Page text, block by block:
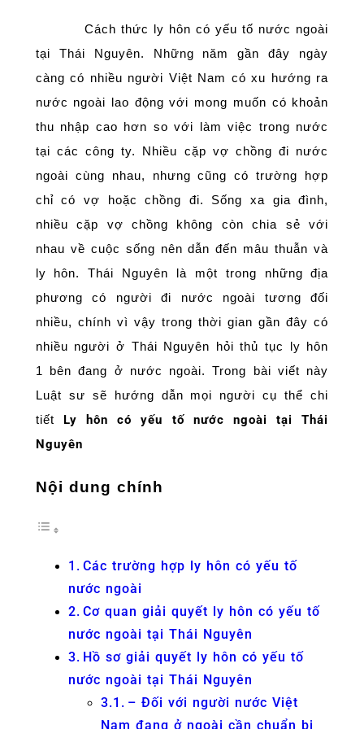
Cách thức ly hôn có yếu tố nước ngoài
tại Thái Nguyên. Những năm gần đây ngày
càng có nhiều người Việt Nam có xu hướng ra
nước ngoài lao động với mong muốn có khoản
thu nhập cao hơn so với làm việc trong nước
tại các công ty. Nhiều cặp vợ chồng đi nước
ngoài cùng nhau, nhưng cũng có trường hợp
chỉ có vợ hoặc chồng đi. Sống xa gia đình,
nhiều cặp vợ chồng không còn chia sẻ với
nhau về cuộc sống nên dẫn đến mâu thuẫn và
ly hôn. Thái Nguyên là một trong những địa
phương có người đi nước ngoài tương đối
nhiều, chính vì vậy trong thời gian gần đây có
nhiều người ở Thái Nguyên hỏi thủ tục ly hôn
1 bên đang ở nước ngoài. Trong bài viết này
Luật sư sẽ hướng dẫn mọi người cụ thể chi
tiết Ly hôn có yếu tố nước ngoài tại Thái
Nguyên
Nội dung chính
Các trường hợp ly hôn có yếu tố
nước ngoài
Cơ quan giải quyết ly hôn có yếu tố
nước ngoài tại Thái Nguyên
Hồ sơ giải quyết ly hôn có yếu tố
nước ngoài tại Thái Nguyên
– Đối với người nước Việt
Nam đang ở ngoài cần chuẩn bị